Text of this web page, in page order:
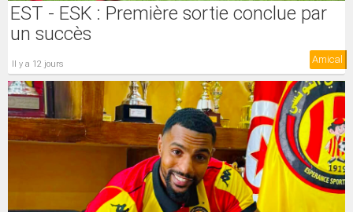
EST - ESK : Première sortie conclue par
un succès
il y a 12 jours Amical